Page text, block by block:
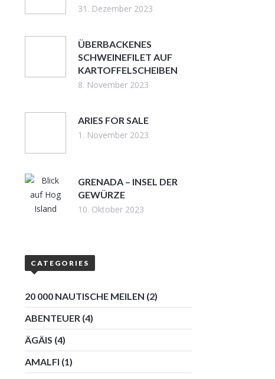
31. Dezember 2023
ÜBERBACKENES
SCHWEINEFILET AUF
KARTOFFELSCHEIBEN
8. November 2023
ARIES FOR SALE
1. November 2023
GRENADA – INSEL DER
GEWÜRZE
10. Oktober 2023
CATEGORIES
20 000 NAUTISCHE MEILEN (2)
ABENTEUER (4)
ÄGÄIS (4)
AMALFI (1)